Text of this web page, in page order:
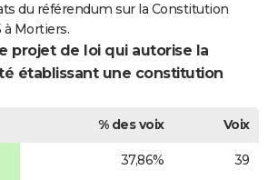
du référendum sur la Constitution
Mortiers.
projet de loi qui autorise la
établissant une constitution
% des voix
Voix
37,86% 39